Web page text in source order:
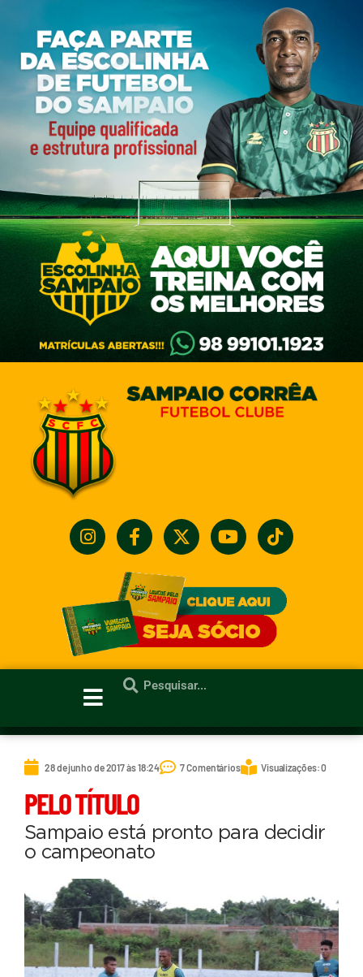
28 de junho de 2017 às 18:24 7 Comentários Visualizações: 0
PELO TÍTULO
Sampaio está pronto para decidir
o campeonato